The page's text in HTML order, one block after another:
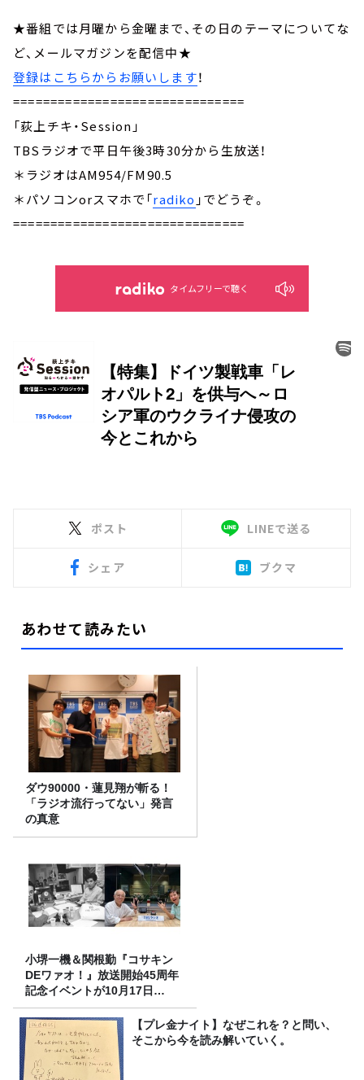
★番組では月曜から金曜まで、その日のテーマについてな
ど、メールマガジンを配信中★
登録はこちらからお願いします！
===============================
「荻上チキ・Session」
TBSラジオで平日午後3時30分から生放送！
＊ラジオはAM954/FM90.5
＊パソコンorスマホで「radiko 」でどうぞ。
===============================
タイムフリーで聴く
ポスト LINEで送る
シェア ブクマ
あわせて読みたい
ダウ90000・蓮見翔が斬る！
「ラジオ流行ってない」発言
の真意
小堺一機＆関根勤『コサキン
DEワァオ！』放送開始45周年
記念イベントが10月17日
（土）に開催決定！本日より
FC先行受付スタート！【プレ金ナイト】なぜこれを？と問い、
そこから今を読み解いていく。